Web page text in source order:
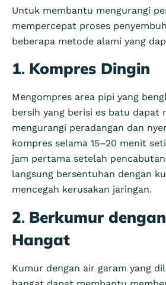
Untuk membantu mengurangi
mempercepat proses
beberapa metode alami yang
1. Kompres Dingin
Mengompres area pipi yang
bersih yang berisi es batu dapat
mengurangi peradangan dan
kompres selama 15–20 menit
jam pertama setelah
langsung bersentuhan dengan
mencegah kerusakan jaringan.
2. Berkumur
Hangat
Kumur dengan air garam yang